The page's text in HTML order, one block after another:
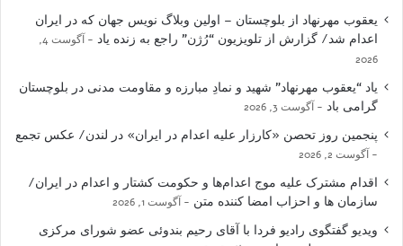
یعقوب مهرنهاد از بلوچستان – اولین وبلاگ نویس جهان که در ایران
اعدام شد/ گزارش از تلویزیون “رُژن” راجع به زنده یاد
آگوست 4,
2026
یاد “یعقوب مهرنهاد” شهید و نمادِ مبارزه و مقاومت مدنی در بلوچستان
گرامی باد
آگوست 3, 2026
پنجمین روز تحصن «کارزار علیه اعدام در ایران» در لندن/ عکس تجمع
آگوست 2, 2026
اقدام مشترک علیه موج اعدام‌ها و حکومت کشتار و اعدام در ایران/
سازمان ها و احزاب امضا کننده متن
آگوست 1, 2026
ویدیو گفتگوی رادیو فردا با آقای رحیم بندوئی عضو شورای مرکزی